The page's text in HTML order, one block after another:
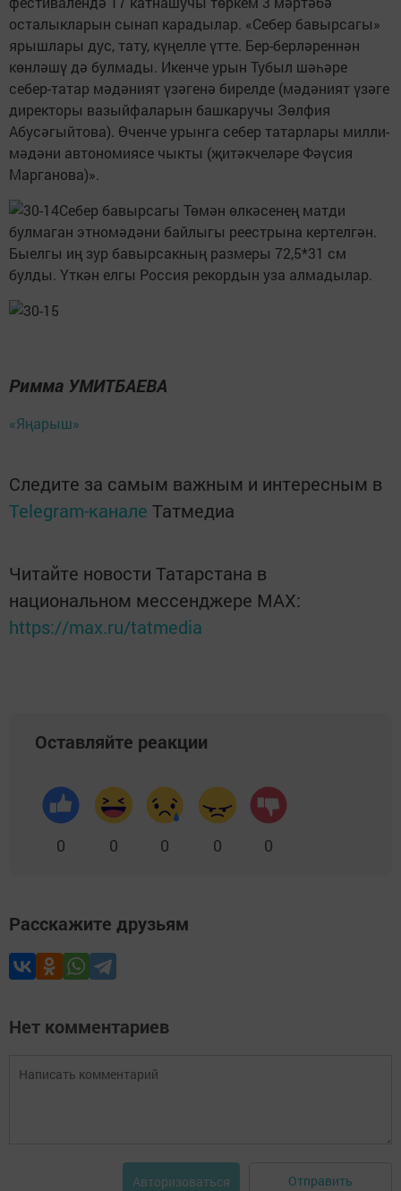
осталыкларын сынап карадылар. «Себер бавырсагы»
ярышлары дус, тату, күңелле үтте. Бер-берләреннән
көнләшү дә булмады. Икенче урын Тубыл шәһәре
себер-татар мәдәният үзәгенә бирелде (мәдәният үзәге
директоры вазыйфаларын башкаручы Зөлфия
Абусәгыйтова). Өченче урынга себер татарлары милли-
мәдәни автономиясе чыкты (җитәкчеләре Фәүсия
Марганова)».
Себер бавырсагы Төмән өлкәсенең матди
булмаган этномәдәни байлыгы реестрына кертелгән.
Быелгы иң зур бавырсакның размеры 72,5*31 см
булды. Үткән елгы Россия рекордын уза алмадылар.
Римма УМИТБАЕВА
«Яңарыш»
Следите за самым важным и интересным в
Telegram-канале Татмедиа
Читайте новости Татарстана в
национальном мессенджере MАХ:
https://max.ru/tatmedia
Оставляйте реакции
0 0 0 0 0
Расскажите друзьям
Нет комментариев
Авторизоваться Отправить